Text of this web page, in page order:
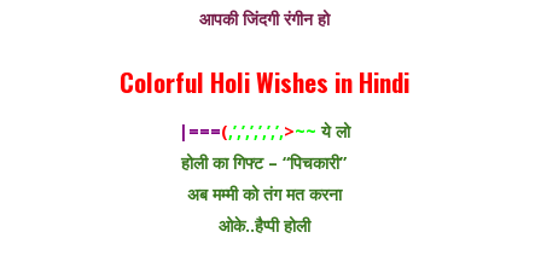
आपकी जिंदगी रंगीन हो
Colorful Holi Wishes in Hindi
|===(,’,’,’,’,’,’,>~~ये लो
होली का गिफ्ट – “पिचकारी”
अब मम्मी को तंग मत करना
ओके..हैप्पी होली